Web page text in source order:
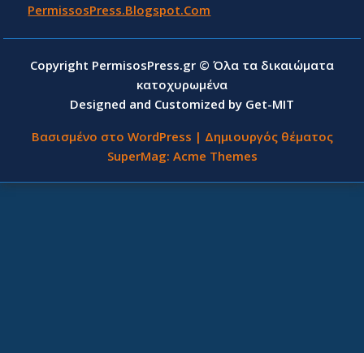
PermissosPress.Blogspot.Com
Copyright PermisosPress.gr © Όλα τα δικαιώματα
κατοχυρωμένα
Designed and Customized by Get-MIT
Βασισμένο στο WordPress | Δημιουργός θέματος
SuperMag: Acme Themes